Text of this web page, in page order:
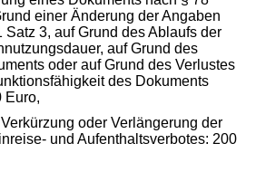
einer Änderung der Angaben
Satz 3, auf Grund des Ablaufs der
auf Grund des
oder auf Grund des Verlustes
des Dokuments
Euro,
oder Verlängerung der
und Aufenthaltsverbotes: 200